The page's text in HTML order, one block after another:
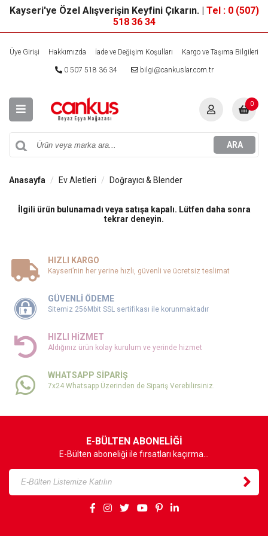
Kayseri'ye Özel Alışverişin Keyfini Çıkarın. | Tel : 0 (507)
518 36 34
Üye Girişi Hakkımızda İade ve Değişim Koşulları Kargo ve Taşıma Bilgileri
0 507 518 36 34 bilgi@cankuslar.com.tr
ARA
0
Anasayfa Ev Aletleri Doğrayıcı & Blender
İlgili ürün bulunamadı veya satışa kapalı. Lütfen daha sonra
tekrar deneyin.
HIZLI KARGO
Kayseri’nin her yerine hızlı, güvenli ve ücretsiz teslimat
GÜVENLİ ÖDEME
Sitemiz 256Mbit SSL sertifikası ile korunmaktadır
HIZLI HİZMET
Aldığınız ürün kolay kurulum ve yerinde hizmet
WHATSAPP SİPARİŞ
7x24 Whatsapp Üzerinden de Sipariş Verebilirsiniz.
E-BÜLTEN ABONELİĞİ
E-Bülten aboneliği ile fırsatları kaçırma...